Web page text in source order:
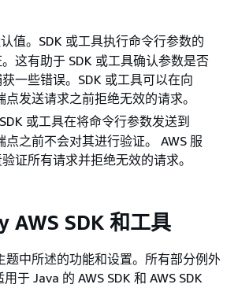
值。SDK 或工具执行命令行参数的
这有助于 SDK 或工具确认参数是否
一些错误。SDK 或工具可以在向
点发送请求之前拒绝无效的请求。
或工具在将命令行参数发送到
点之前不会对其进行验证。 AWS 服
证所有请求并拒绝无效的请求。
AWS SDK 和工具
题中所述的功能和设置。所有部分例外
于 Java 的 AWS SDK 和 AWS SDK